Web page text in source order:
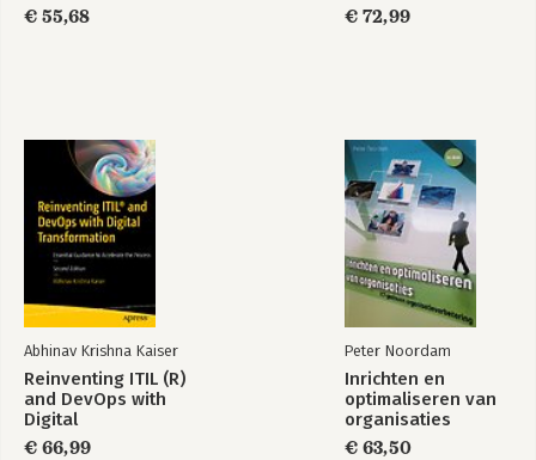
€ 55,68
€ 72,99
Abhinav Krishna Kaiser
Reinventing ITIL (R)
and DevOps with
Digital
Transformation
€ 66,99
Peter Noordam
Inrichten en
optimaliseren van
organisaties
€ 63,50